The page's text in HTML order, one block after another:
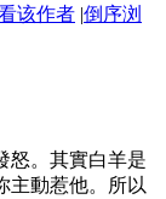
该作者 |倒序浏
怒。其實白羊是
主動惹他。所以